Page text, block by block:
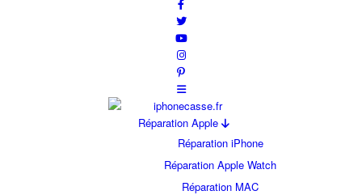
Réparation Apple
Réparation iPhone
Réparation Apple Watch
Réparation MAC